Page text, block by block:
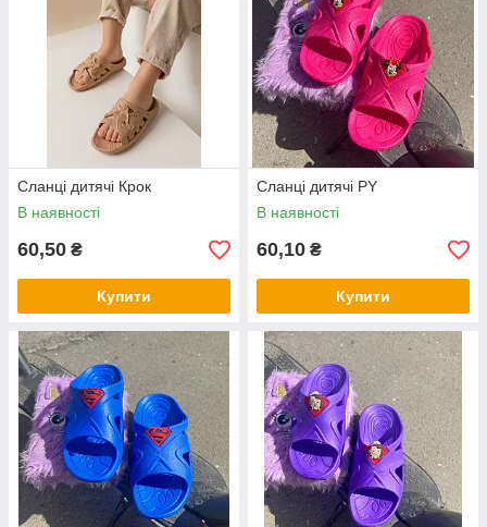
Cланці дитячі Крок
В наявності
60,50 ₴
Купити
Cланці дитячі PY
В наявності
60,10 ₴
Купити